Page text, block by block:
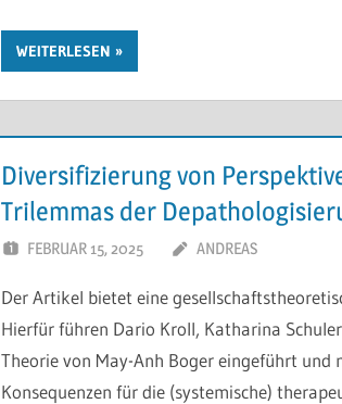
WEITERLESEN
Diversifizierung von
Trilemmas der
FEBRUAR 15, 2025 ANDREAS
Der Artikel bietet eine
Hierfür führen Dario Kroll, Katharina
Theorie von May-Anh Boger eingeführt und
Konsequenzen für die (systemische)